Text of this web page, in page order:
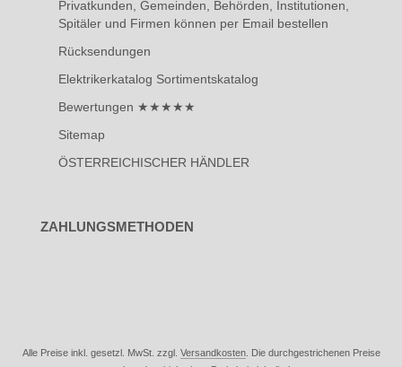
Privatkunden, Gemeinden, Behörden, Institutionen,
Spitäler und Firmen können per Email bestellen
Rücksendungen
Elektrikerkatalog Sortimentskatalog
Bewertungen ★★★★★
Sitemap
ÖSTERREICHISCHER HÄNDLER
ZAHLUNGSMETHODEN
Alle Preise inkl. gesetzl. MwSt. zzgl. Versandkosten. Die durchgestrichenen Preise